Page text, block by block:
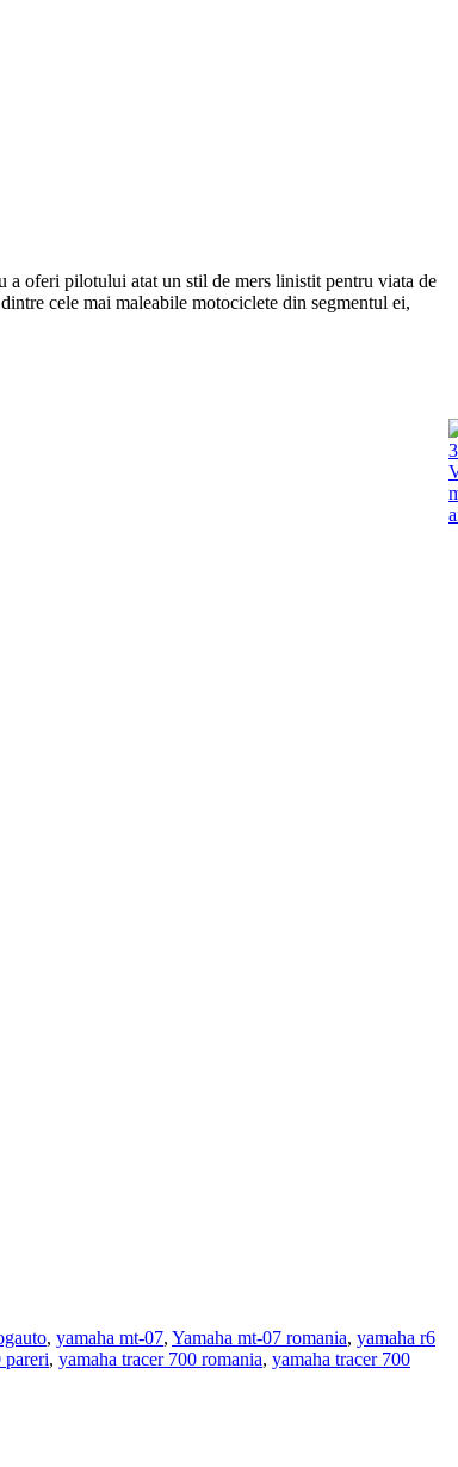
a oferi pilotului atat un stil de mers linistit pentru viata de
cele mai maleabile motociclete din segmentul ei,
, yamaha mt-07, Yamaha mt-07 romania, yamaha r6
pareri, yamaha tracer 700 romania, yamaha tracer 700